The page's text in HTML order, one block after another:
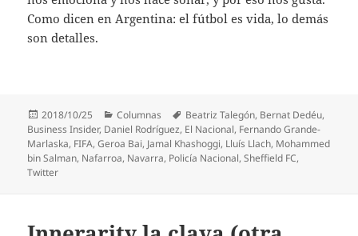
Como dicen en Argentina: el fútbol es vida, lo demás
son detalles.
Publicado
el
2018/10/25 Categorías
Columnas Etiquetas
Beatriz Talegón, Bernat Dedéu,
Business Insider, Daniel Rodríguez, El Nacional, Fernando Grande-
Marlaska, FIFA,Geroa Bai, Jamal Khashoggi, Lluís Llach, Mohammed
bin Salman, Nafarroa, Navarra, Policía Nacional,Sheffield FC,
Twitter